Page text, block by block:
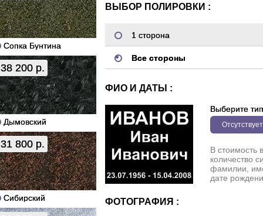
Сопка Бунтина
38 200 р.
Дымовский
31 800 р.
Сибирский
ВЫБОР ПОЛИРОВКИ :
1 сторона
Все стороны
ФИО И ДАТЫ :
Выберите тип
Отсутствует
В стоимость
количество
фамилии,
дате
ФОТОГРАФИЯ :